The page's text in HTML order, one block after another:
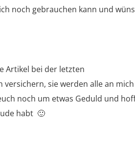
noch gebrauchen kann und
Artikel bei der letzten
sie werden alle an mich
noch um etwas Geduld und
habt 🙂